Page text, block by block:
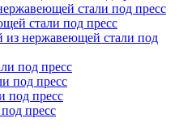
стали под пресс
стали под пресс
из нержавеющей стали под
под пресс
под пресс
под пресс
пресс